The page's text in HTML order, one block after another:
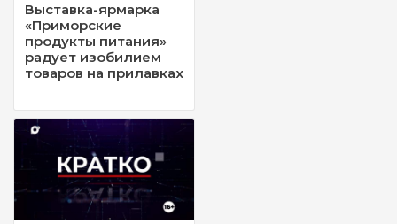
Выставка-ярмарка
«Приморские
продукты питания»
радует изобилием
товаров на прилавках